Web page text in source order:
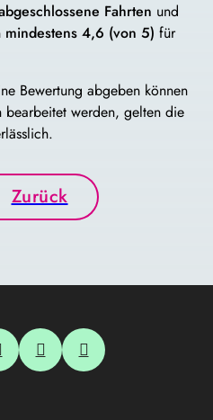
Fahrten und
mindestens 4,6 (von 5) für
Bewertung abgeben können
werden, gelten die
Zurück